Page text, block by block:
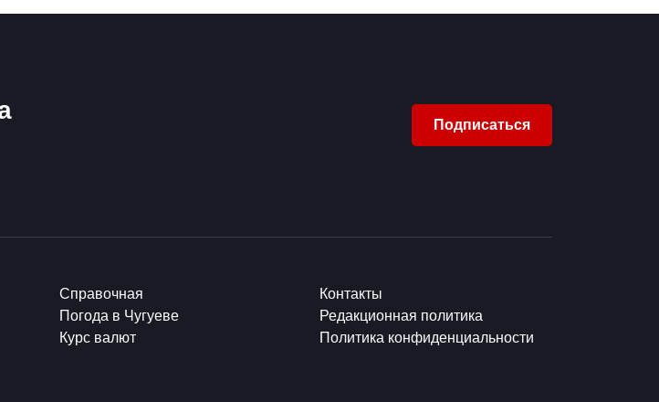
Подписаться
Справочная
Погода в Чугуеве
Курс валют
Контакты
Редакционная политика
Политика конфиденциальности